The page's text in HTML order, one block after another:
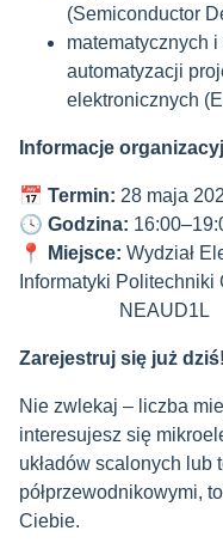
(Semiconductor
matematycznych
automatyzacji
elektronicznych
Informacje
📅 Termin: 28 maja
🕓 Godzina:
📍
Miejsce: Wydział
Informatyki Politechniki
NEAUD1L
Zarejestruj się już dziś!
Nie zwlekaj – liczba
interesujesz się
układów scalonych lub
półprzewodnikowymi,
Ciebie.